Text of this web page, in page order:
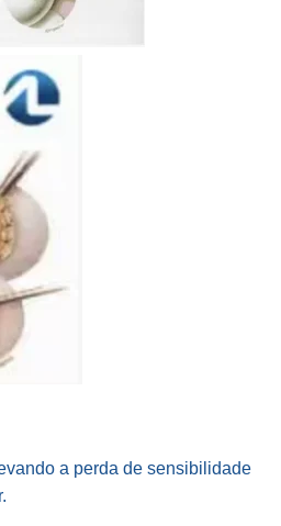
a perda de sensibilidade